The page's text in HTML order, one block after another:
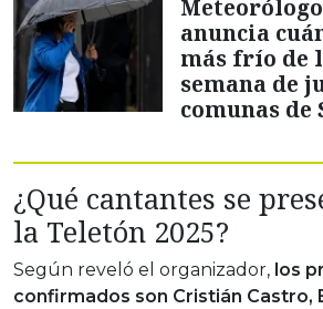
anuncia
más frío de
semana de
comunas de
¿Qué cantantes se
la Teletón 2025?
Según reveló el organizador, los
confirmados son Cristián Castro,